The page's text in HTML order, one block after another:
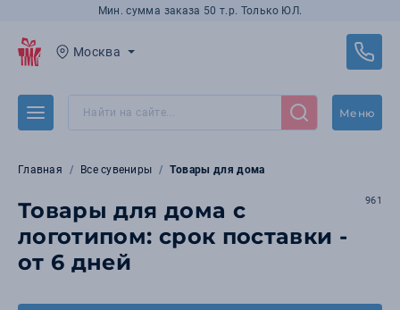
Мин. сумма заказа 50 т.р. Только ЮЛ.
Москва
Меню
Главная Все сувениры Товары для дома
Товары для дома с
логотипом: срок поставки -
от 6 дней
961